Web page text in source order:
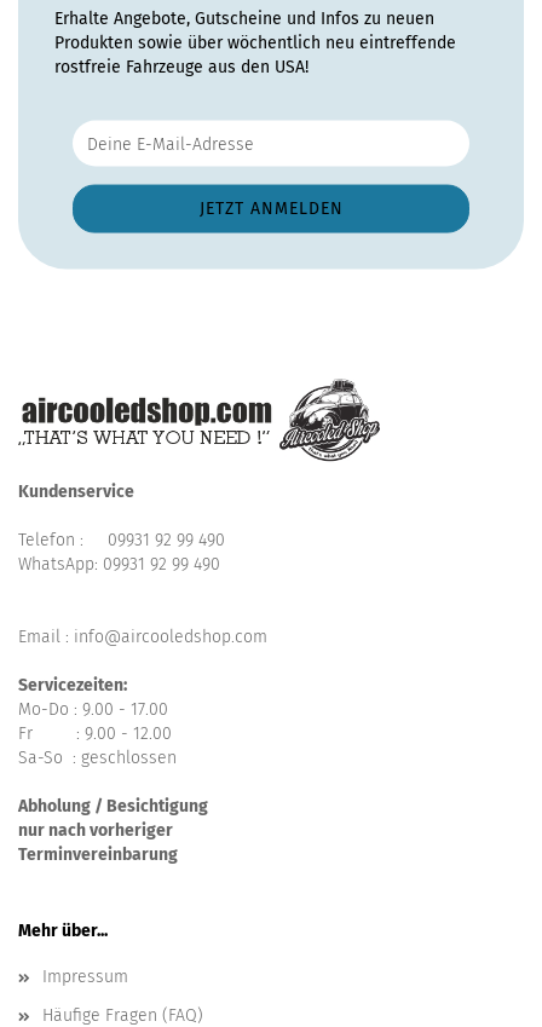
Erhalte Angebote, Gutscheine und Infos zu neuen
Produkten sowie über wöchentlich neu eintreffende
rostfreie Fahrzeuge aus den USA!
Kundenservice
Telefon : 09931 92 99 490
WhatsApp: 09931 92 99 490
Email : info@aircooledshop.com
Servicezeiten:
Mo-Do : 9.00 - 17.00
Fr : 9.00 - 12.00
Sa-So : geschlossen
Abholung / Besichtigung
nur nach vorheriger
Terminvereinbarung
Mehr über...
Impressum
Häufige Fragen (FAQ)